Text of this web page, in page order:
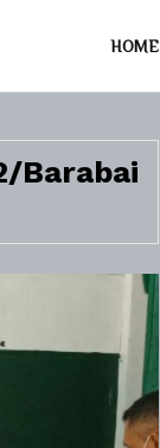
HOME
Barabai